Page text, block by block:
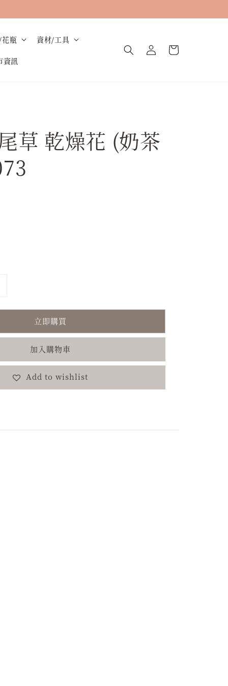
瓶 資材/工具
資訊
草 乾燥花 (奶茶
立即購買
加入購物車
Add to wishlist